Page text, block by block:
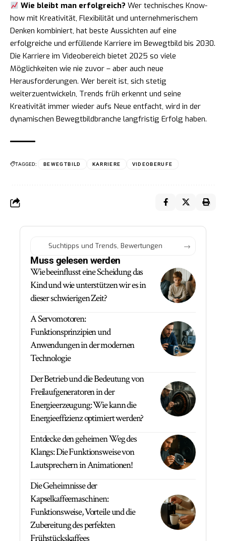
Wie bleibt man erfolgreich? Wer technisches Know-
how mit Kreativität, Flexibilität und unternehmerischem
Denken kombiniert, hat beste Aussichten auf eine
erfolgreiche und erfüllende Karriere im Bewegtbild bis 2030.
Die Karriere im Videobereich bietet 2025 so viele
Möglichkeiten wie nie zuvor – aber auch neue
Herausforderungen. Wer bereit ist, sich stetig
weiterzuentwickeln, Trends früh erkennt und seine
Kreativität immer wieder aufs Neue entfacht, wird in der
dynamischen Bewegtbildbranche langfristig Erfolg haben.
TAGGED: BEWEGTBILD KARRIERE VIDEOBERUFE
Muss gelesen werden
Wie beeinflusst eine Scheidung das
Kind und wie unterstützen wir es in
dieser schwierigen Zeit?
A Servomotoren:
Funktionsprinzipien und
Anwendungen in der modernen
Technologie
Der Betrieb und die Bedeutung von
Freilaufgeneratoren in der
Energieerzeugung: Wie kann die
Energieeffizienz optimiert werden?
Entdecke den geheimen Weg des
Klangs: Die Funktionsweise von
Lautsprechern in Animationen!
Die Geheimnisse der
Kapselkaffeemaschinen:
Funktionsweise, Vorteile und die
Zubereitung des perfekten
Frühstückskaffees